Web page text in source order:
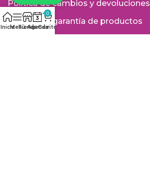
Política de cambios y devoluciones
Política de garantía de productos
InicioMenúTiendaAgenda
0
Carrito